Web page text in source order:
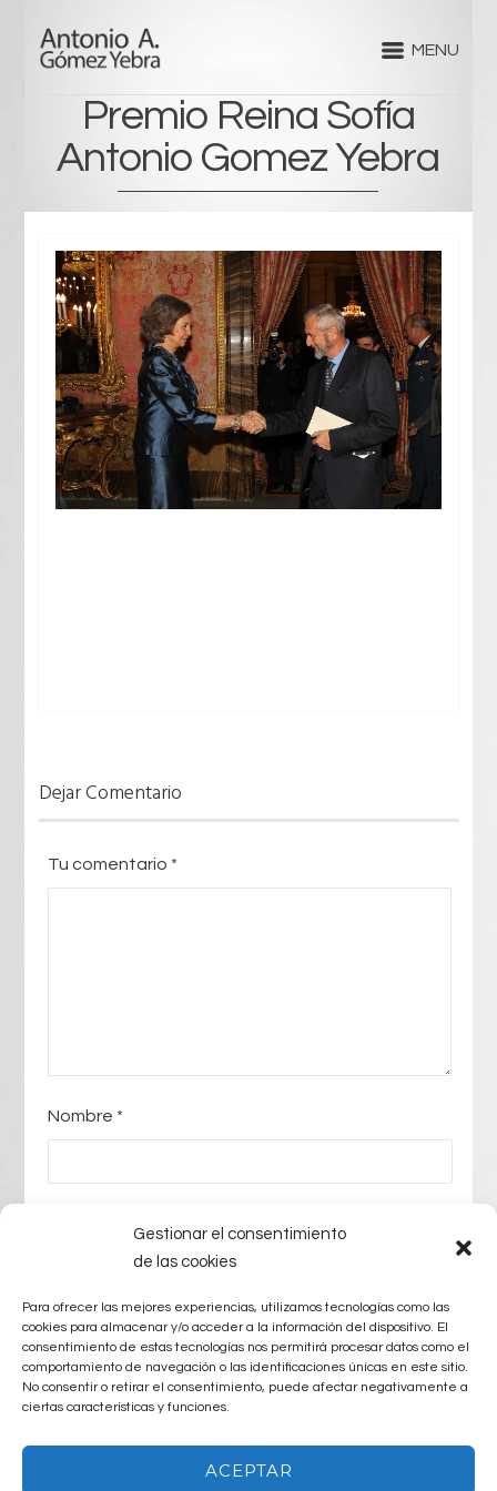
Gestionar el consentimiento
de las cookies
Para ofrecer las mejores experiencias, utilizamos tecnologías como las
cookies para almacenar y/o acceder a la información del dispositivo. El
consentimiento de estas tecnologías nos permitirá procesar datos como el
comportamiento de navegación o las identificaciones únicas en este sitio.
No consentir o retirar el consentimiento, puede afectar negativamente a
ciertas características y funciones.
ACEPTAR
MENU
Premio Reina Sofía
Antonio Gomez Yebra
Dejar Comentario
Tu comentario *
Nombre *
Web